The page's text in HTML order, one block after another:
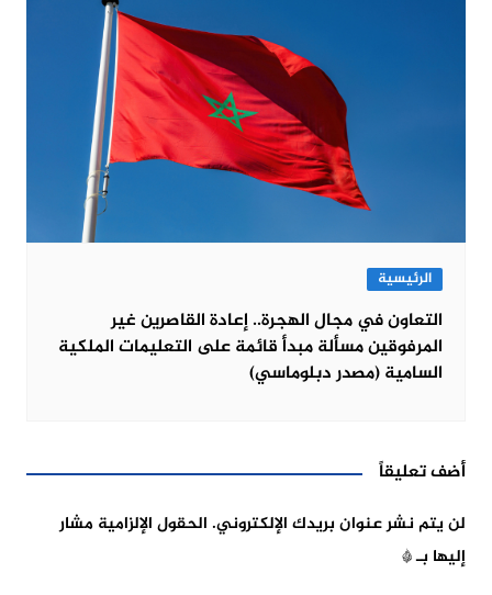
الرئيسية
التعاون في مجال الهجرة.. إعادة القاصرين غير
المرفوقين مسألة مبدأ قائمة على التعليمات الملكية
السامية (مصدر دبلوماسي)
أضف تعليقاً
لن يتم نشر عنوان بريدك الإلكتروني. الحقول الإلزامية مشار
إليها بـ*